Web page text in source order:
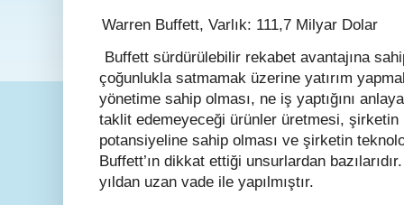
Warren Buffett, Varlık: 111,7 Milyar Dolar
Buffett sürdürülebilir rekabet avantajına
çoğunlukla satmamak üzerine yatırım
yönetime sahip olması, ne iş yaptığını
taklit edemeyeceği ürünler üretmesi,
potansiyeline sahip olması ve şirketin
Buffett’ın dikkat ettiği unsurlardan
yıldan uzan vade ile yapılmıştır.